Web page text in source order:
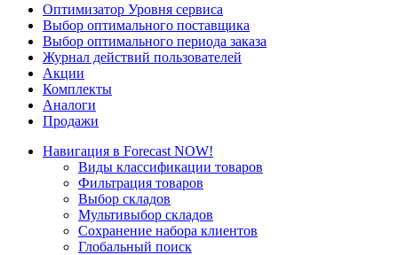
Оптимизатор Уровня сервиса
Выбор оптимального поставщика
Выбор оптимального периода заказа
Журнал действий пользователей
Акции
Комплекты
Аналоги
Продажи
Навигация в Forecast NOW!
Виды классификации товаров
Фильтрация товаров
Выбор складов
Мультивыбор складов
Сохранение набора клиентов
Глобальный поиск